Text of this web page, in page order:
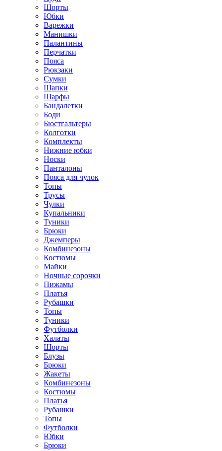
Шорты
Юбки
Варежки
Манишки
Палантины
Перчатки
Пояса
Рюкзаки
Сумки
Шапки
Шарфы
Бандалетки
Боди
Бюстгальтеры
Колготки
Комплекты
Нижние юбки
Носки
Панталоны
Поясa для чулок
Топы
Трусы
Чулки
Купальники
Туники
Брюки
Джемперы
Комбинезоны
Костюмы
Майки
Ночные сорочки
Пижамы
Платья
Рубашки
Топы
Туники
Футболки
Халаты
Шорты
Блузы
Брюки
Жакеты
Комбинезоны
Костюмы
Платья
Рубашки
Топы
Футболки
Юбки
Брюки